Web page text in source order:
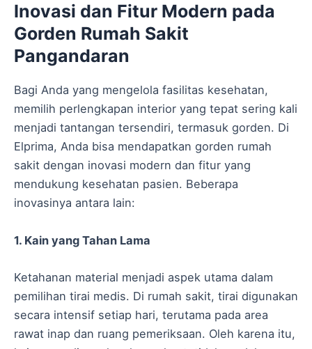
Inovasi dan Fitur Modern pada
Gorden Rumah Sakit
Pangandaran
Bagi Anda yang mengelola fasilitas kesehatan,
memilih perlengkapan interior yang tepat sering kali
menjadi tantangan tersendiri, termasuk gorden. Di
Elprima, Anda bisa mendapatkan gorden rumah
sakit dengan inovasi modern dan fitur yang
mendukung kesehatan pasien. Beberapa
inovasinya antara lain:
1. Kain yang Tahan Lama
Ketahanan material menjadi aspek utama dalam
pemilihan tirai medis. Di rumah sakit, tirai digunakan
secara intensif setiap hari, terutama pada area
rawat inap dan ruang pemeriksaan. Oleh karena itu,